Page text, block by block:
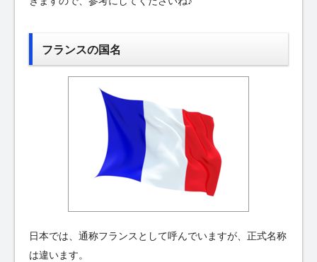
フランスの国名
日本では、通称フランスとして呼んでいますが、正式名称
は違います。